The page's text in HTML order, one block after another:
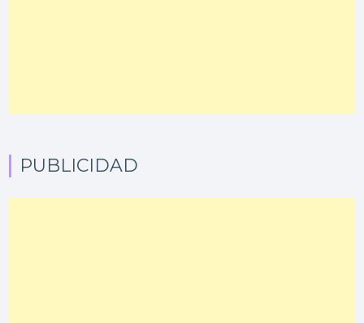
PUBLICIDAD